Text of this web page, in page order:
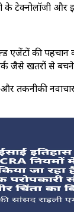
के टेक्नोलॉजी
एजेंटों की
जैसे खतरों से
तकनीकी